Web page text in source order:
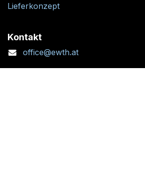
Lieferkonzept
Kontakt
office@ewth.at